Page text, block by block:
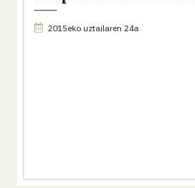
2015eko uztailaren 24a